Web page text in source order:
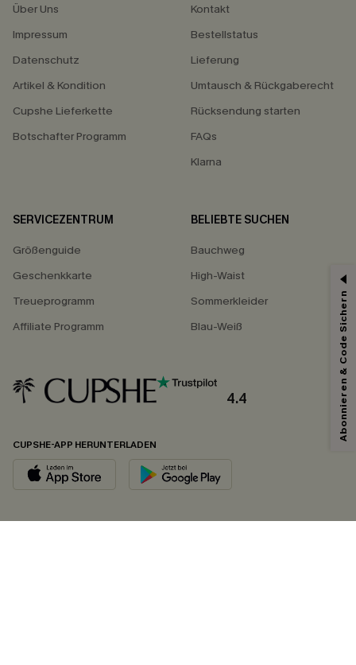
Über Uns
Impressum
Datenschutz
Artikel & Kondition
Cupshe Lieferkette
Botschafter Programm
Kontakt
Bestellstatus
Lieferung
Umtausch & Rückgaberecht
Rücksendung starten
FAQs
Klarna
SERVICEZENTRUM
Größenguide
Geschenkkarte
Treueprogramm
Affiliate Programm
BELIEBTE SUCHEN
Bauchweg
High-Waist
Sommerkleider
Blau-Weiß
4.4
CUPSHE-APP HERUNTERLADEN
Abonnieren & Code Sichern